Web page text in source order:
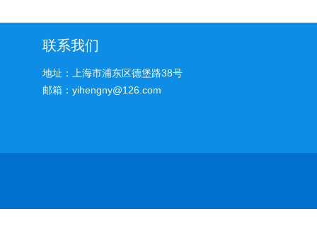
联系我们
地址：上海市浦东区德堡路38号
邮箱：yihengny@126.com